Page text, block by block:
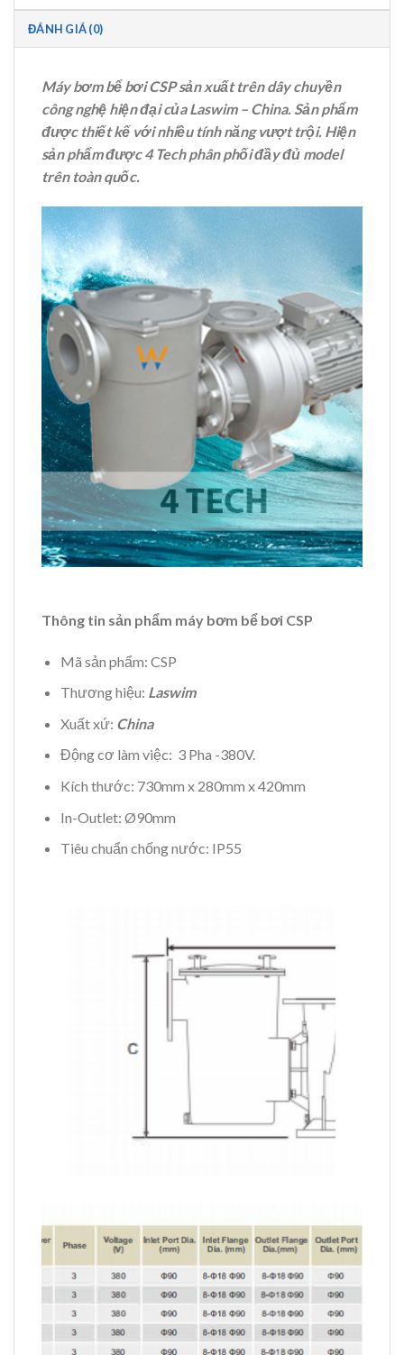
ĐÁNH GIÁ (0)
Máy bơm bể bơi CSP sản xuất trên dây chuyền
công nghệ hiện đại của Laswim – China. Sản phẩm
được thiết kế với nhiều tính năng vượt trội. Hiện
sản phẩm được 4 Tech phân phối đầy đủ model
trên toàn quốc.
Thông tin sản phẩm máy bơm bể bơi CSP
Mã sản phẩm: CSP
Thương hiệu: Laswim
Xuất xứ: China
Động cơ làm việc: 3 Pha -380V.
Kích thước: 730mm x 280mm x 420mm
In-Outlet: Ø90mm
Tiêu chuẩn chống nước: IP55